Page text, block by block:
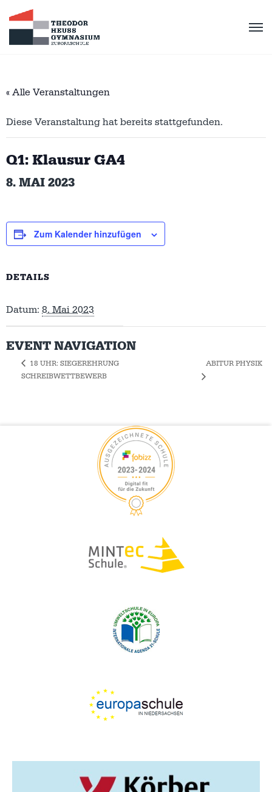
« Alle Veranstaltungen
Diese Veranstaltung hat bereits stattgefunden.
Q1: Klausur GA4
8. MAI 2023
Zum Kalender hinzufügen
DETAILS
Datum: 8. Mai 2023
EVENT NAVIGATION
18 UHR: SIEGEREHRUNG
SCHREIBWETTBEWERB
ABITUR PHYSIK